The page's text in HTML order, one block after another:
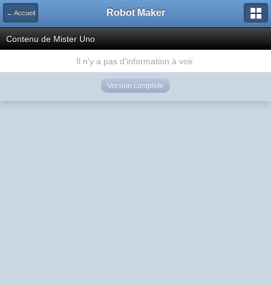
← Accueil Robot Maker
Contenu de Mister Uno
Il n'y a pas d'information à voir.
Version complète